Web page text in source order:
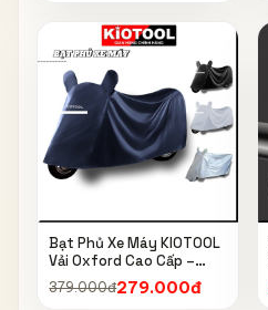
Bạt Phủ Xe Máy KIOTOOL
Vải Oxford Cao Cấp –
Chống Nắng, Chống Mưa,
Chống Bụi, Chống Tia UV,
379.000đ279.000đ